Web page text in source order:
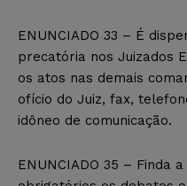
ENUNCIADO 33 – É
precatória nos Juizados
os atos nas demais
ofício do Juiz, fax,
idôneo de comunicação.
ENUNCIADO 35 – Finda